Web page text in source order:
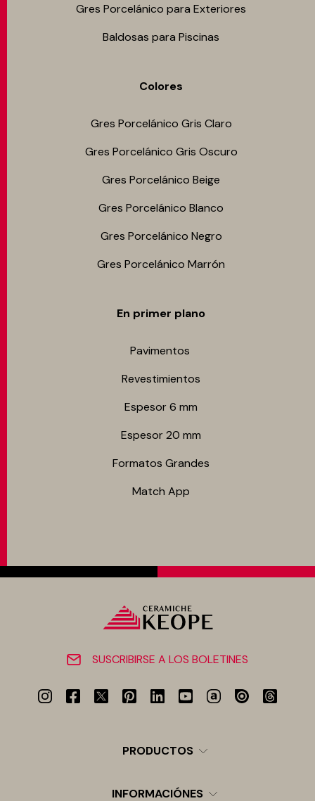
Gres Porcelánico para Exteriores
Baldosas para Piscinas
Colores
Gres Porcelánico Gris Claro
Gres Porcelánico Gris Oscuro
Gres Porcelánico Beige
Gres Porcelánico Blanco
Gres Porcelánico Negro
Gres Porcelánico Marrón
En primer plano
Pavimentos
Revestimientos
Espesor 6 mm
Espesor 20 mm
Formatos Grandes
Match App
SUSCRIBIRSE A LOS BOLETINES
PRODUCTOS
INFORMACIÓNES